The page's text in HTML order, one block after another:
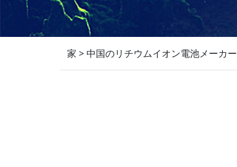
家 >中国のリチウムイオン電池メーカ